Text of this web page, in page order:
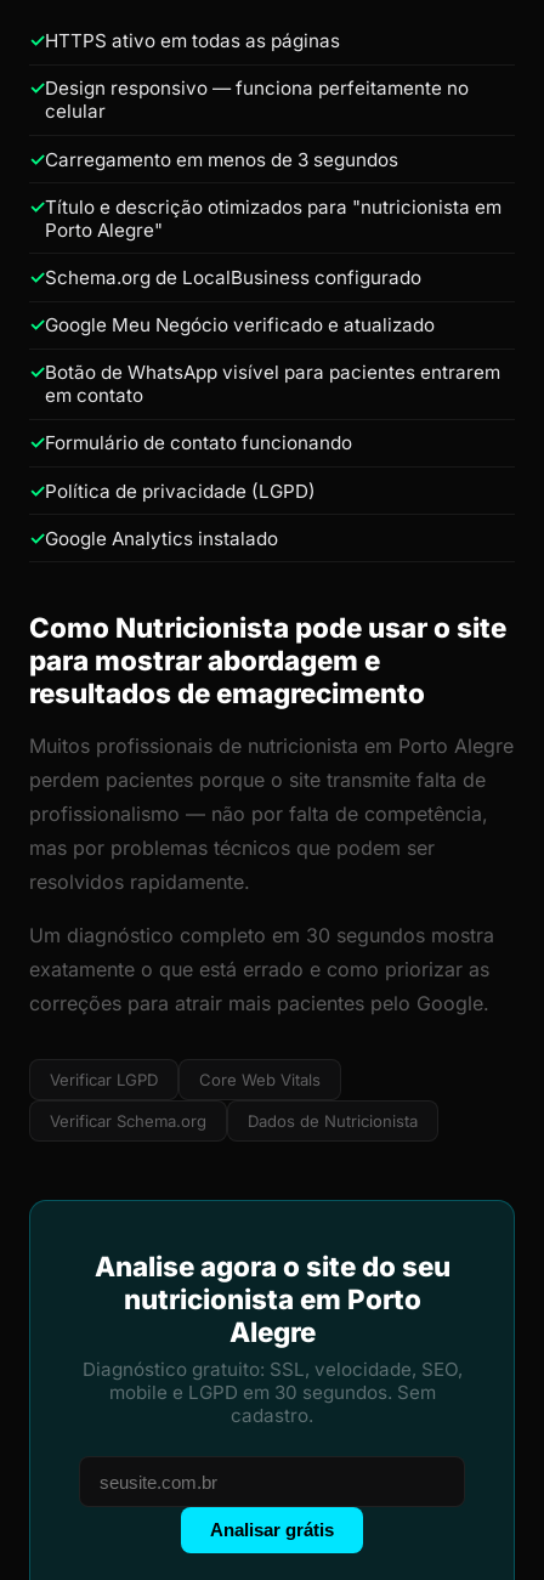
HTTPS ativo em todas as páginas
Design responsivo — funciona perfeitamente no
celular
Carregamento em menos de 3 segundos
Título e descrição otimizados para "nutricionista em
Porto Alegre"
Schema.org de LocalBusiness configurado
Google Meu Negócio verificado e atualizado
Botão de WhatsApp visível para pacientes entrarem
em contato
Formulário de contato funcionando
Política de privacidade (LGPD)
Google Analytics instalado
Como Nutricionista pode usar o site
para mostrar abordagem e
resultados de emagrecimento
Muitos profissionais de nutricionista em Porto Alegre
perdem pacientes porque o site transmite falta de
profissionalismo — não por falta de competência,
mas por problemas técnicos que podem ser
resolvidos rapidamente.
Um diagnóstico completo em 30 segundos mostra
exatamente o que está errado e como priorizar as
correções para atrair mais pacientes pelo Google.
Verificar LGPD Core Web Vitals
Verificar Schema.org Dados de Nutricionista
Analise agora o site do seu
nutricionista em Porto
Alegre
Diagnóstico gratuito: SSL, velocidade, SEO,
mobile e LGPD em 30 segundos. Sem
cadastro.
Analisar grátis